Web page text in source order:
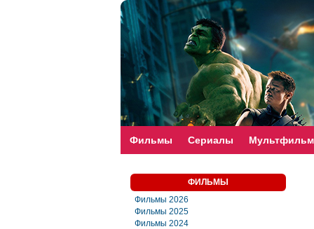
faste-torrent.com
Фильмы Сериалы
ФИЛЬМЫ
Фильмы 2026
Фильмы 2025
Фильмы 2024